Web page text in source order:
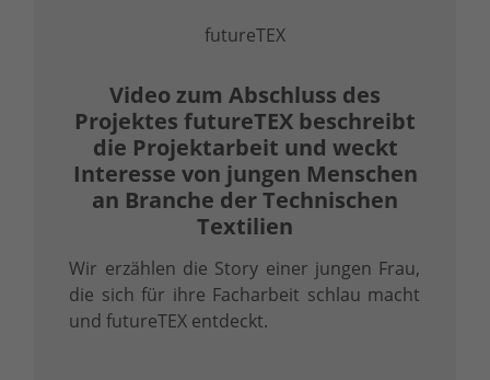
futureTEX
Video zum Abschluss des
Projektes futureTEX beschreibt
die Projektarbeit und weckt
Interesse von jungen Menschen
an Branche der Technischen
Textilien
Wir erzählen die Story einer jungen Frau,
die sich für ihre Facharbeit schlau macht
und futureTEX entdeckt.